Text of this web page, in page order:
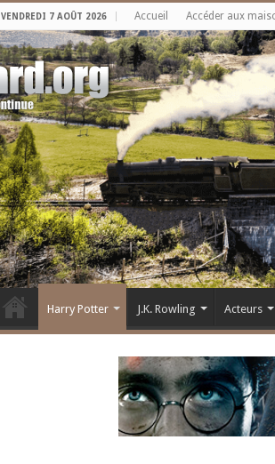
VENDREDI 7 AOÛT 2026 Accueil Accéder aux
Harry Potter J.K. Rowling Acteurs